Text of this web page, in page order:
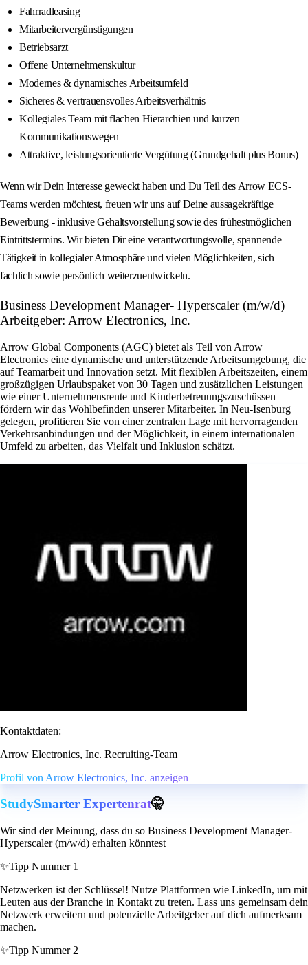
Fahrradleasing
Mitarbeitervergünstigungen
Betriebsarzt
Offene Unternehmenskultur
Modernes & dynamisches Arbeitsumfeld
Sicheres & vertrauensvolles Arbeitsverhältnis
Kollegiales Team mit flachen Hierarchien und kurzen
Kommunikationswegen
Attraktive, leistungsorientierte Vergütung (Grundgehalt plus Bonus)
Wenn wir Dein Interesse geweckt haben und Du Teil des Arrow ECS-
Teams werden möchtest, freuen wir uns auf Deine aussagekräftige
Bewerbung - inklusive Gehaltsvorstellung sowie des frühestmöglichen
Eintrittstermins. Wir bieten Dir eine verantwortungsvolle, spannende
Tätigkeit in kollegialer Atmosphäre und vielen Möglichkeiten, sich
fachlich sowie persönlich weiterzuentwickeln.
Business Development Manager- Hyperscaler (m/w/d)
Arbeitgeber: Arrow Electronics, Inc.
Arrow Global Components (AGC) bietet als Teil von Arrow
Electronics eine dynamische und unterstützende Arbeitsumgebung, die
auf Teamarbeit und Innovation setzt. Mit flexiblen Arbeitszeiten, einem
großzügigen Urlaubspaket von 30 Tagen und zusätzlichen Leistungen
wie einer Unternehmensrente und Kinderbetreuungszuschüssen
fördern wir das Wohlbefinden unserer Mitarbeiter. In Neu-Isenburg
gelegen, profitieren Sie von einer zentralen Lage mit hervorragenden
Verkehrsanbindungen und der Möglichkeit, in einem internationalen
Umfeld zu arbeiten, das Vielfalt und Inklusion schätzt.
Kontaktdaten:
Arrow Electronics, Inc. Recruiting-Team
Profil von Arrow Electronics, Inc. anzeigen
StudySmarter Expertenrat🤫
Wir sind der Meinung, dass du so Business Development Manager-
Hyperscaler (m/w/d) erhalten könntest
✨Tipp Nummer 1
Netzwerken ist der Schlüssel! Nutze Plattformen wie LinkedIn, um mit
Leuten aus der Branche in Kontakt zu treten. Lass uns gemeinsam dein
Netzwerk erweitern und potenzielle Arbeitgeber auf dich aufmerksam
machen.
✨Tipp Nummer 2